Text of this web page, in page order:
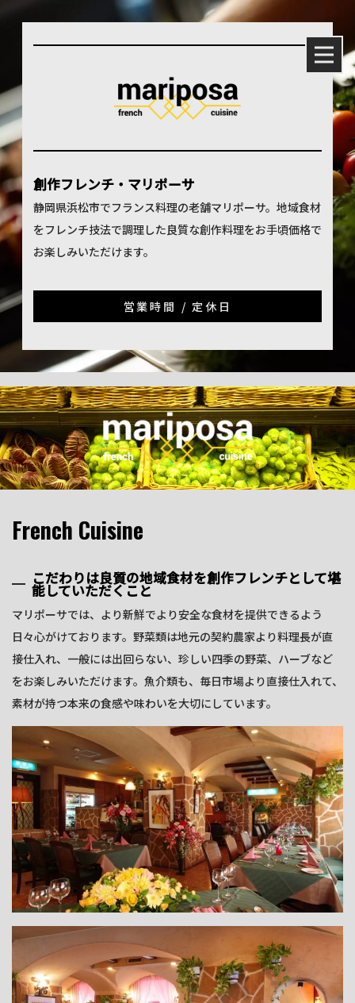
創作フレンチ・マリポーサ
静岡県浜松市でフランス料理の老舗マリポーサ。地域食材
をフレンチ技法で調理した良質な創作料理をお手頃価格で
お楽しみいただけます。
営業時間 / 定休日
French Cuisine
こだわりは良質の地域食材を創作フレンチとして堪
能していただくこと
マリポーサでは、より新鮮でより安全な食材を提供できるよう
日々心がけております。野菜類は地元の契約農家より料理長が直
接仕入れ、一般には出回らない、珍しい四季の野菜、ハーブなど
をお楽しみいただけます。魚介類も、毎日市場より直接仕入れて、
素材が持つ本来の食感や味わいを大切にしています。